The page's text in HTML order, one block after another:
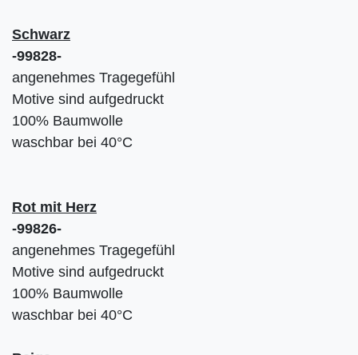
Schwarz
-99828-
angenehmes Tragegefühl
Motive sind aufgedruckt
100% Baumwolle
waschbar bei 40°C
Rot mit Herz
-99826-
angenehmes Tragegefühl
Motive sind aufgedruckt
100% Baumwolle
waschbar bei 40°C